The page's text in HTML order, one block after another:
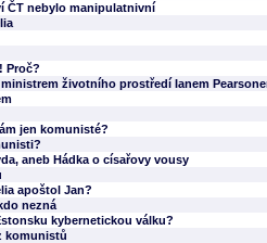
ČT nebylo manipulatnivní
Proč?
životního prostředí Ianem
jen komunisté?
aneb Hádka o císařovy vousy
apoštol Jan?
nezná
kybernetickou válku?
komunistů